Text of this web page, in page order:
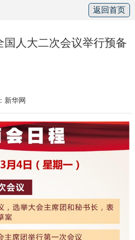
返回首页
国人大二次会议举行预备
新华网